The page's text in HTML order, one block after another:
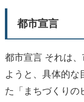
都市宣言
都市宣言 それは
ようと、具体的な
た「まちづくりの